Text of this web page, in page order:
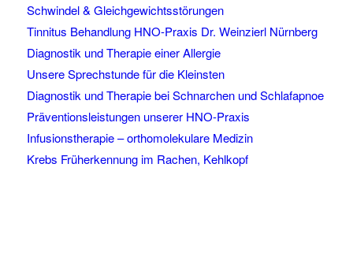
Schwindel & Gleichgewichtsstörungen
Tinnitus Behandlung HNO-Praxis Dr. Weinzierl Nürnberg
Diagnostik und Therapie einer Allergie
Unsere Sprechstunde für die Kleinsten
Diagnostik und Therapie bei Schnarchen und Schlafapnoe
Präventionsleistungen unserer HNO-Praxis
Infusionstherapie – orthomolekulare Medizin
Krebs Früherkennung im Rachen, Kehlkopf